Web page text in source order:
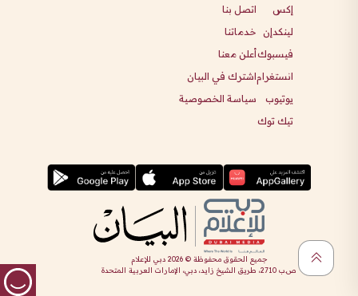
إكس
لينكدإن
فيسبوك
انستغرام
يوتيوب
تيك توك
اتصل بنا
خدماتنا
أعلن معنا
اشترك في البيان
سياسة الخصوصية
جميع الحقوق محفوظة ©2026 دبي للإعلام
ص.ب 2710، طريق الشيخ زايد، دبي، الإمارات العربية المتحدة